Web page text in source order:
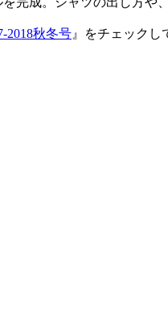
2018秋冬号 』をチェックし